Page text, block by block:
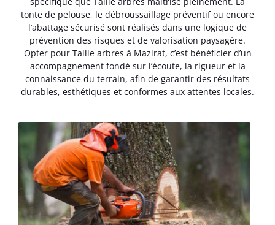
tonte de pelouse, le débroussaillage préventif ou encore
l’abattage sécurisé sont réalisés dans une logique de
prévention des risques et de valorisation paysagère.
Opter pour Taille arbres à Mazirat, c’est bénéficier d’un
accompagnement fondé sur l’écoute, la rigueur et la
connaissance du terrain, afin de garantir des résultats
durables, esthétiques et conformes aux attentes locales.